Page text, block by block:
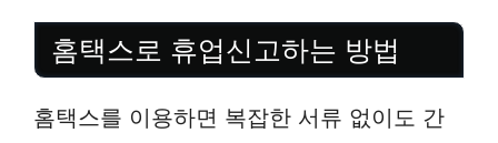
홈택스로 휴업신고하는 방법
홈택스를 이용하면 복잡한 서류 없이도 간